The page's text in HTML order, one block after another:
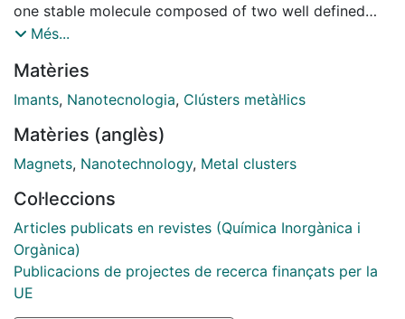
one stable molecule composed of two well defined
clusters. The slow relaxation of the magnetisation
SMM" composing this molecular cluster pair.
Més...
Matèries
Imants, Nanotecnologia, Clústers metàl·lics
Matèries (anglès)
Magnets, Nanotechnology, Metal clusters
Col·leccions
Articles publicats en revistes (Química Inorgànica i
Orgànica)
Publicacions de projectes de recerca finançats per la
UE